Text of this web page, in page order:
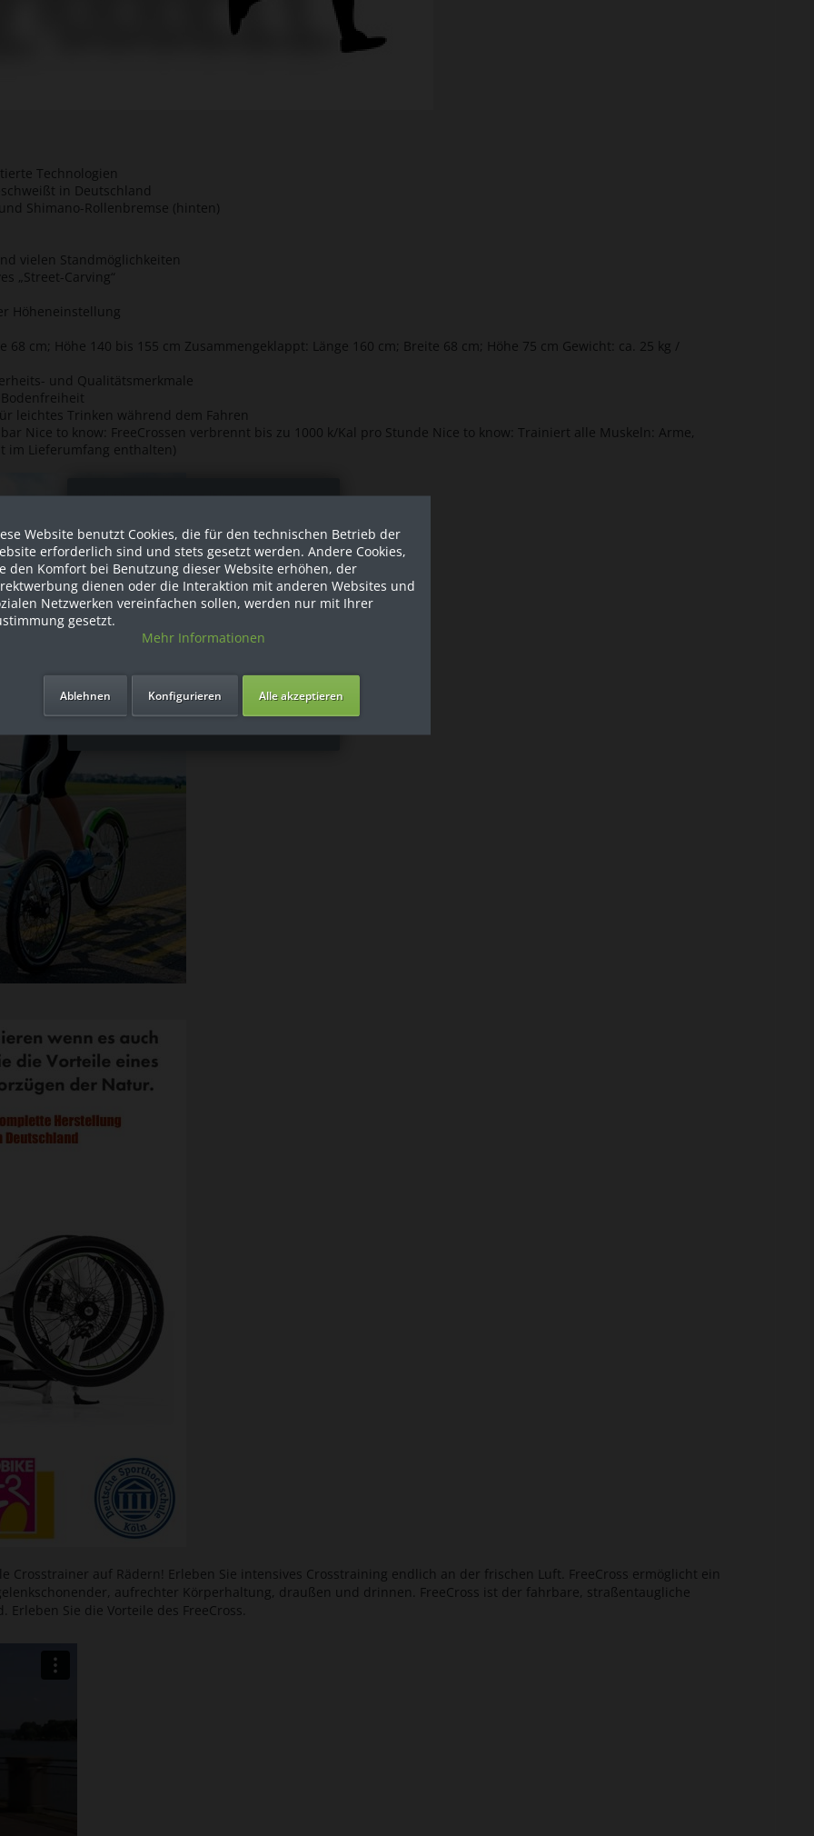
Technologien
in Deutschland
Shimano-Rollenbremse (hinten)
vielen Standmöglichkeiten
„Street-Carving“
Höheneinstellung
cm; Höhe 140 bis 155 cm Zusammengeklappt: Länge 160 cm; Breite 68 cm; Höhe 75 cm Gewicht: ca. 25 kg /
und Qualitätsmerkmale
leichtes Trinken während dem Fahren
Nice to know: FreeCrossen verbrennt bis zu 1000 k/Kal pro Stunde Nice to know: Trainiert alle Muskeln: Arme,
im Lieferumfang enthalten)
Crosstrainer auf Rädern! Erleben Sie intensives Crosstraining endlich an der frischen Luft. FreeCross ermöglicht ein
aufrechter Körperhaltung, draußen und drinnen. FreeCross ist der fahrbare, straßentaugliche
Sie die Vorteile des FreeCross.
Website benutzt Cookies, die für den technischen Betrieb der
erforderlich sind und stets gesetzt werden. Andere Cookies,
den Komfort bei Benutzung dieser Website erhöhen, der
dienen oder die Interaktion mit anderen Websites und
Netzwerken vereinfachen sollen, werden nur mit Ihrer
gesetzt.
Mehr Informationen
Ablehnen Alle akzeptieren
Konfigurieren
Sind Sie als Firma hier?
Dies ist ein Händler Shop, Preise
werden in NETTO ausgespielt!
Ja ich bin eine Firma